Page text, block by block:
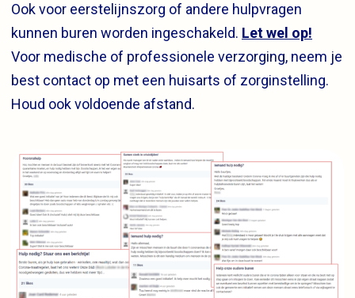
Ook voor eerstelijnszorg of andere hulpvragen
kunnen buren worden ingeschakeld. Let wel op!
Voor medische of professionele verzorging, neem je
best contact op met een huisarts of zorginstelling.
Houd ook voldoende afstand.